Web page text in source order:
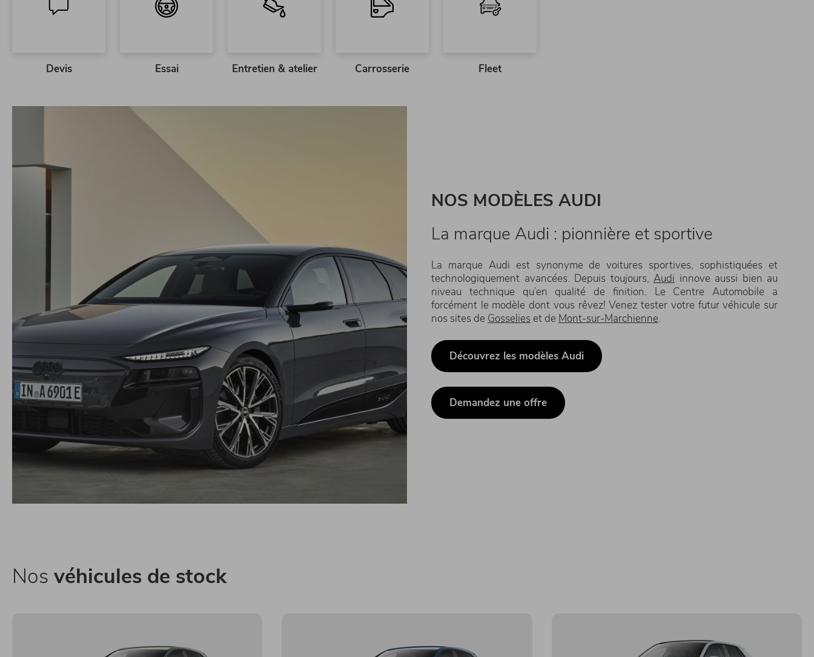
Devis Essai Entretien & atelier Carrosserie Fleet
NOS MODÈLES AUDI
La marque Audi : pionnière et sportive
La marque Audi est synonyme de voitures sportives, sophistiquées et
technologiquement avancées. Depuis toujours, Audi innove aussi bien au
niveau technique qu’en qualité de finition. Le Centre Automobile a
forcément le modèle dont vous rêvez! Venez tester votre futur véhicule sur
nos sites de Gosselies et de Mont-sur-Marchienne.
Découvrez les modèles Audi
Demandez une offre
Nos véhicules de stock